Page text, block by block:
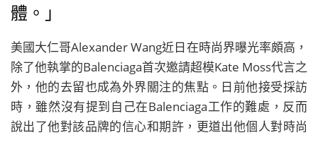
體。」
美國大仁哥Alexander Wang近日在時尚界曝光率頗高，
除了他執掌的Balenciaga首次邀請超模Kate Moss代言之
外，他的去留也成為外界關注的焦點。日前他接受採訪
時，雖然沒有提到自己在Balenciaga工作的難處，反而
說出了他對該品牌的信心和期許，更道出他個人對時尚